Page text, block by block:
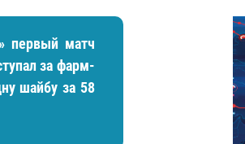
первый матч
за фарм-
шайбу за 58